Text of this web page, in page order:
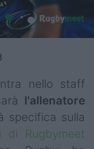
nello staff
l'allenatore
specifica sulla
di Rugbymeet